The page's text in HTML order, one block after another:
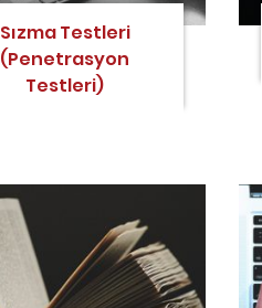
Sızma Testleri
(Penetrasyon
Testleri)